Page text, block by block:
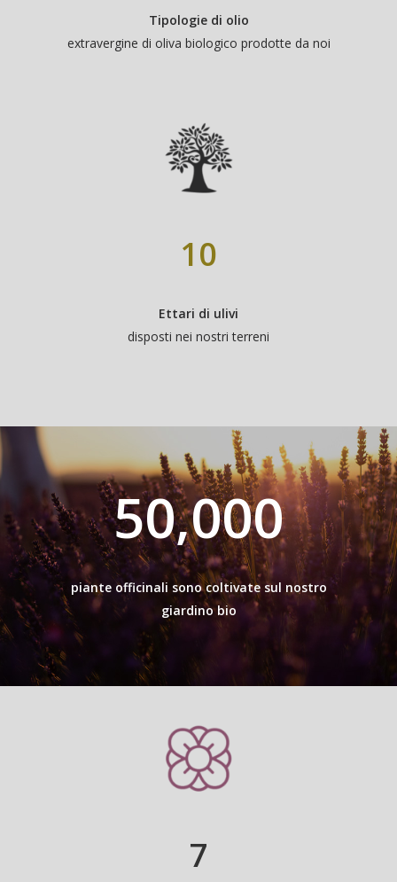
Tipologie di olio
extravergine di oliva biologico prodotte da noi
10
Ettari di ulivi
disposti nei nostri terreni
50,000
piante officinali sono coltivate sul nostro
giardino bio
7